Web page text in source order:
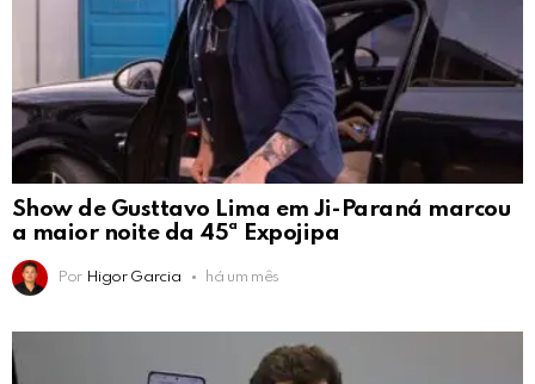
Show de Gusttavo Lima em Ji-Paraná marcou
a maior noite da 45ª Expojipa
Por Higor Garcia há um mês